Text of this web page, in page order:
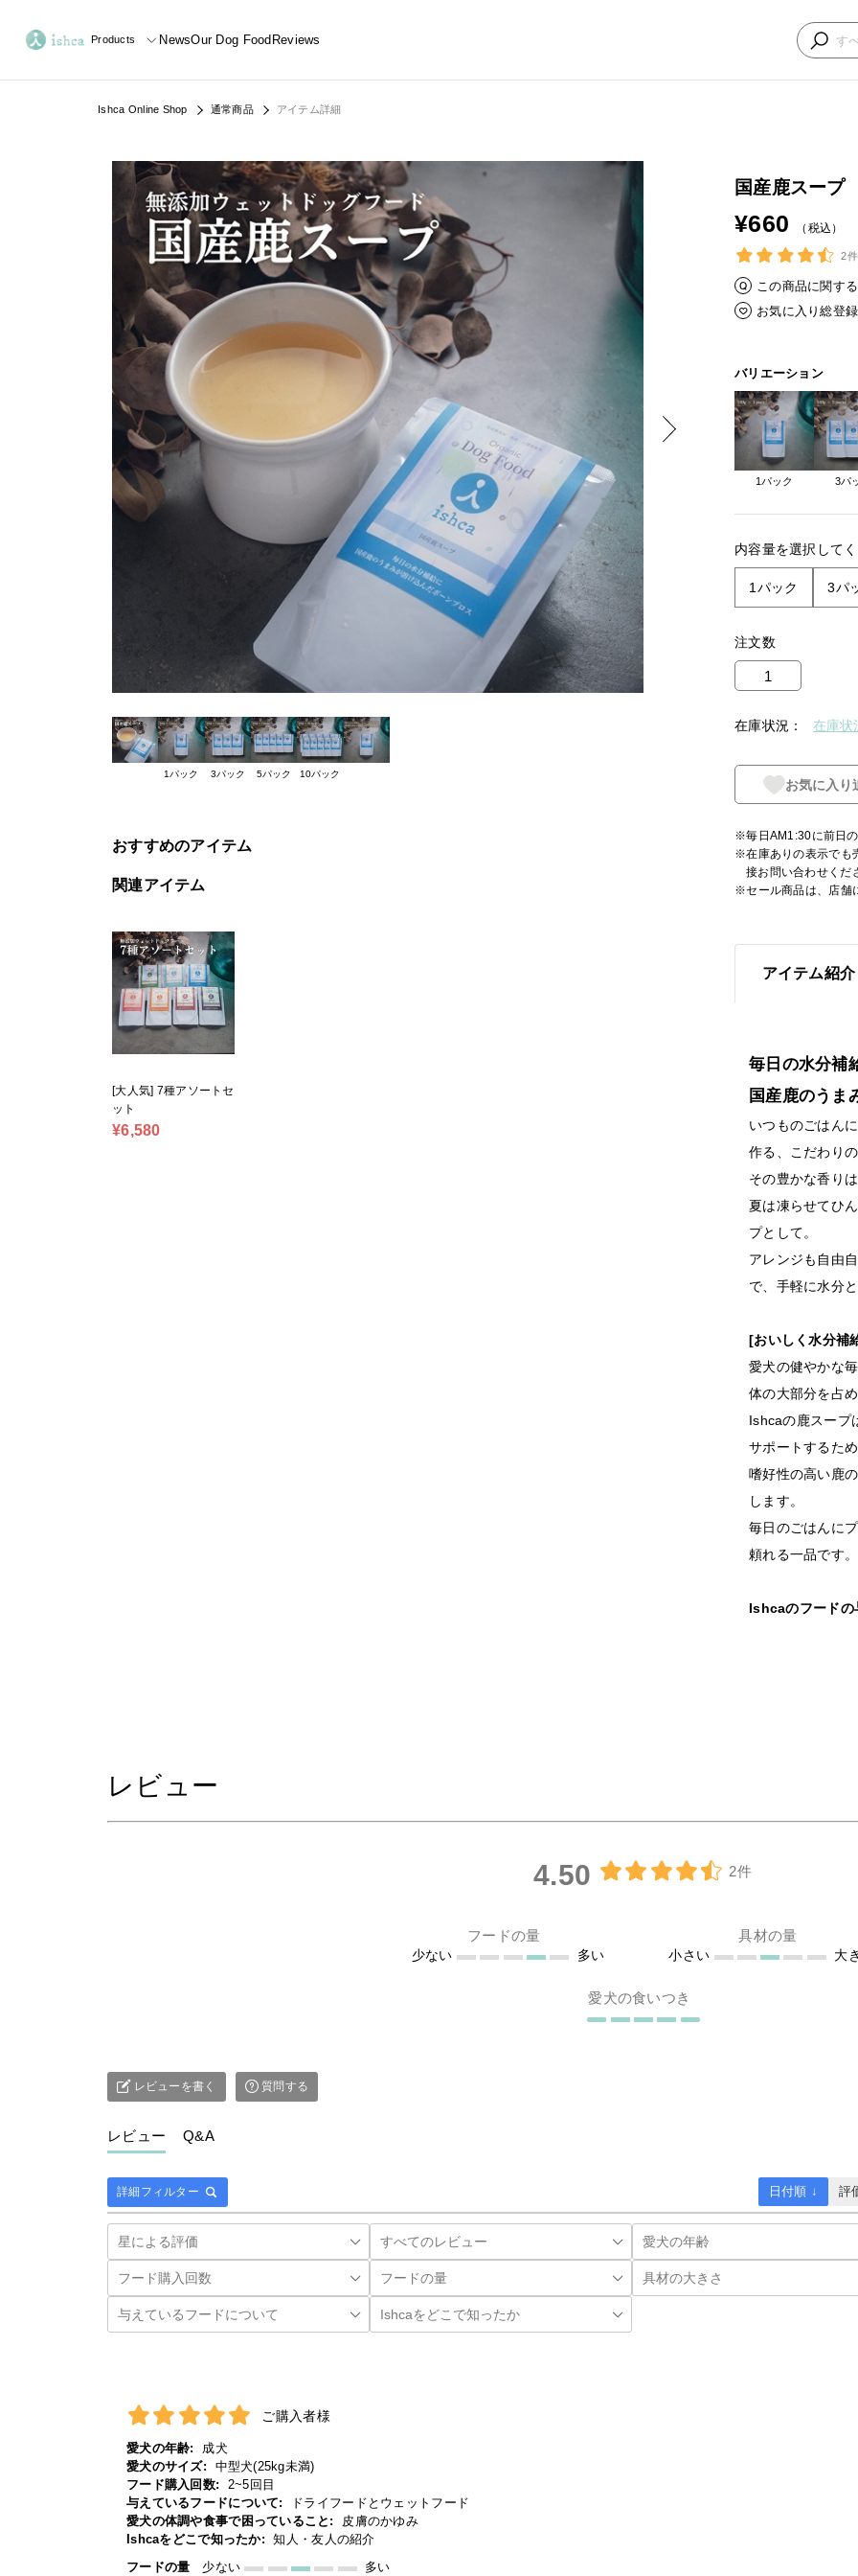
Products NewsOur Dog FoodReviews
Ishca Online Shop 通常商品 アイテム詳細
1パック 3パック 5パック 10パック
国産鹿スープ
¥660 （税込）
2件
この商品に関す
お気に入り総登
バリエーション
1パック 3パ
内容量を選択して
1パック 3パ
注文数
在庫状況 在庫状
お気に入り
※毎日AM1:30に前日
※在庫ありの表示でも
接お問い合わせくだ
※セール商品は、店舗
アイテム紹介
毎日の水分補
国産鹿のうま
いつものごはん
作る、こだわり
その豊かな香り
夏は凍らせてひ
プとして。
アレンジも自由
で、手軽に水分
[おいしく水分補
愛犬の健やかな
体の大部分を占
Ishcaの鹿スープ
サポートするた
嗜好性の高い鹿
します。
毎日のごはんに
頼れる一品です。
Ishcaのフードの
おすすめのアイテム
関連アイテム
[大人気] 7種アソートセ
ット
¥6,580
レビュー
4.50 2件
フードの量
少ない 多い
具材の量
小さい 大
愛犬の食いつき
レビューを書く 質問する
レビュー Q&A
詳細フィルター 日付順 ↓ 評
ご購入者様
愛犬の年齢:
成犬
愛犬のサイズ:
中型犬(25kg未満)
フード購入回数:
2~5回目
与えているフードについて:
ドライフードとウェットフード
愛犬の体調や食事で困っていること:
皮膚のかゆみ
Ishcaをどこで知ったか: 知人・友人の紹介
フードの量
少ない
多い